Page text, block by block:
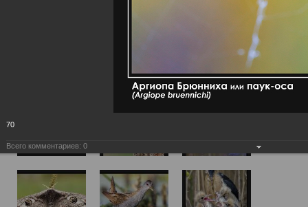
70
Всего комментариев: 0